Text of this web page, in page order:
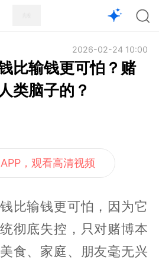
2026-02-24 10:00
比输钱更可怕？赌
类脑子的？
，观看高清视频
比输钱更可怕，因为它
彻底失控，只对赌博本
食、家庭、朋友毫无兴